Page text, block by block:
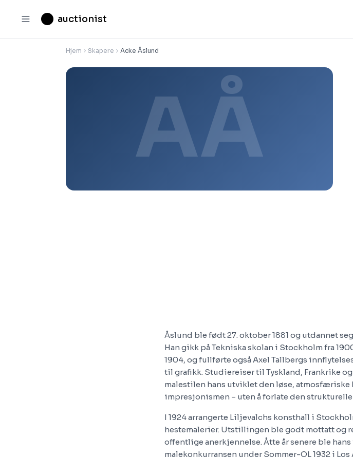
auctionist
Hjem Skapere Acke Åslund
AÅ
Åslund ble født 27. oktober 1881 og utdannet
Han gikk på Tekniska skolan i Stockholm fra
1904, og fullførte også Axel Tallbergs
til grafikk. Studiereiser til Tyskland, Frankrike
malestilen hans utviklet den løse, atmosfæriske
impresjonismen – uten å forlate den
I 1924 arrangerte Liljevalchs konsthall i
hestemalerier. Utstillingen ble godt mottatt og
offentlige anerkjennelse. Åtte år senere ble
malekonkurransen under Sommer-OL 1932 i